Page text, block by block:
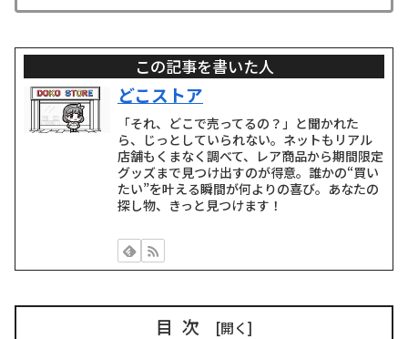
この記事を書いた人
どこストア
「それ、どこで売ってるの？」と聞かれた
ら、じっとしていられない。ネットもリアル
店舗もくまなく調べて、レア商品から期間限定
グッズまで見つけ出すのが得意。誰かの“買い
たい”を叶える瞬間が何よりの喜び。あなたの
探し物、きっと見つけます！
目次